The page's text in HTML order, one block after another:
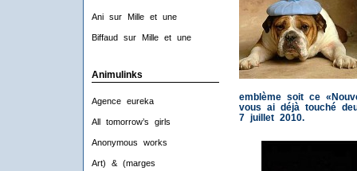
Anisur Mille et une
Biffaud sur Mille et une
Animulinks
Agence eureka
All tomorrow’s girls
Anonymous works
Art) & (marges
emblème soit ce
vous ai déjà touché
7 juillet 2010.